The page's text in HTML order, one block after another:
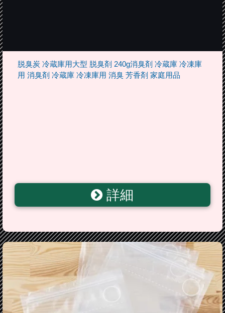
脱臭炭 冷蔵庫用大型 脱臭剤 240g消臭剤 冷蔵庫 冷凍庫
用 消臭剤 冷蔵庫 冷凍庫用 消臭 芳香剤 家庭用品
詳細